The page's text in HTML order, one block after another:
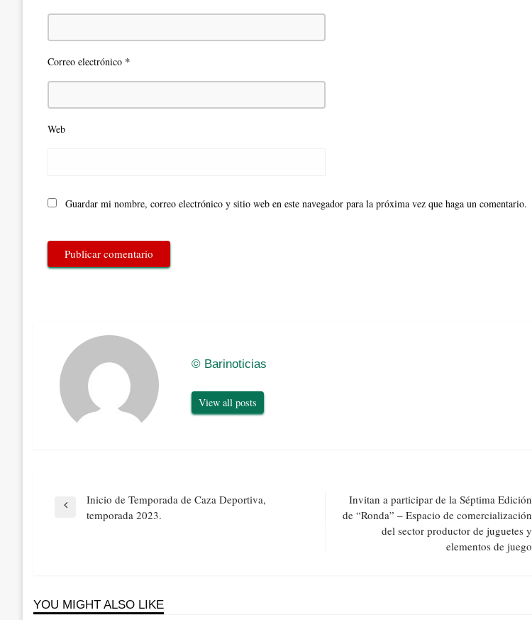
Correo electrónico *
Web
Guardar mi nombre, correo electrónico y sitio web en este navegador para la próxima vez que haga un comentario.
© Barinoticias
View all posts
Navegación
Previous
Inicio de Temporada de Caza Deportiva,
temporada 2023.
Invitan a participar de la Séptima Edición
de “Ronda” – Espacio de comercialización
del sector productor de juguetes y
elementos de juego
YOU MIGHT ALSO LIKE